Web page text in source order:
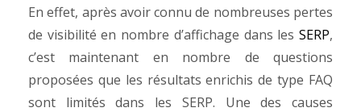
En effet, après avoir connu de nombreuses pertes
de visibilité en nombre d’affichage dans les SERP,
c’est maintenant en nombre de questions
proposées que les résultats enrichis de type FAQ
sont limités dans les SERP. Une des causes